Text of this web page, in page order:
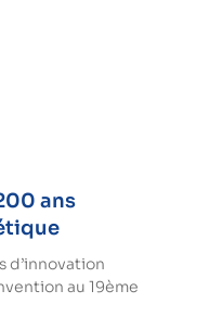
ans
d’innovation
au 19ème